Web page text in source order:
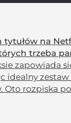
tytułów na
trzeba
zapowiada
idealny
Oto rozpiska